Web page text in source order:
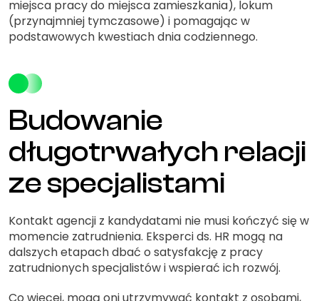
miejsca pracy do miejsca zamieszkania), lokum
(przynajmniej tymczasowe) i pomagając w
podstawowych kwestiach dnia codziennego.
Budowanie
długotrwałych relacji
ze specjalistami
Kontakt agencji z kandydatami nie musi kończyć się w
momencie zatrudnienia. Eksperci ds. HR mogą na
dalszych etapach dbać o satysfakcję z pracy
zatrudnionych specjalistów i wspierać ich rozwój.